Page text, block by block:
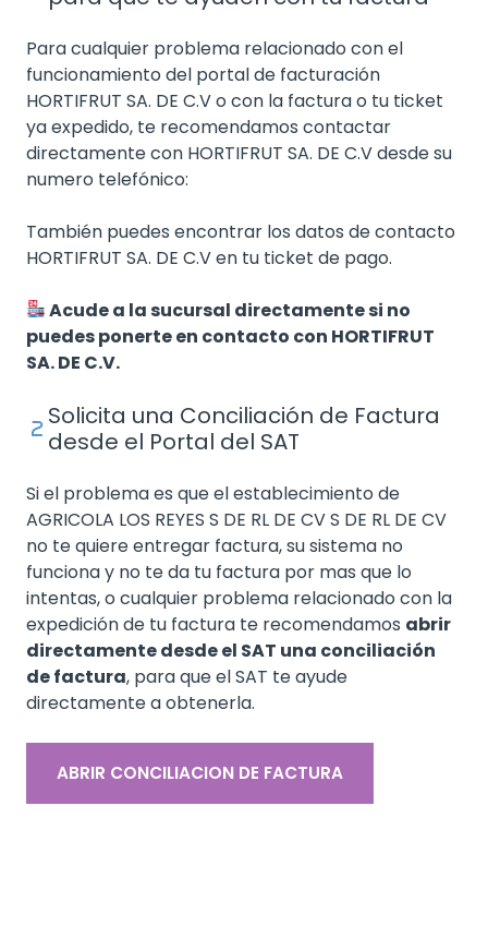
Para cualquier problema relacionado con el
funcionamiento del portal de facturación
HORTIFRUT SA. DE C.V o con la factura o tu ticket
ya expedido, te recomendamos contactar
directamente con HORTIFRUT SA. DE C.V desde su
numero telefónico:
También puedes encontrar los datos de contacto
HORTIFRUT SA. DE C.V en tu ticket de pago.
Acude a la sucursal directamente si no
puedes ponerte en contacto con HORTIFRUT
SA. DE C.V.
Solicita una Conciliación de Factura
desde el Portal del SAT
Si el problema es que el establecimiento de
AGRICOLA LOS REYES S DE RL DE CV S DE RL DE CV
no te quiere entregar factura, su sistema no
funciona y no te da tu factura por mas que lo
intentas, o cualquier problema relacionado con la
expedición de tu factura te recomendamos abrir
directamente desde el SAT una conciliación
de factura, para que el SAT te ayude
directamente a obtenerla.
ABRIR CONCILIACION DE FACTURA